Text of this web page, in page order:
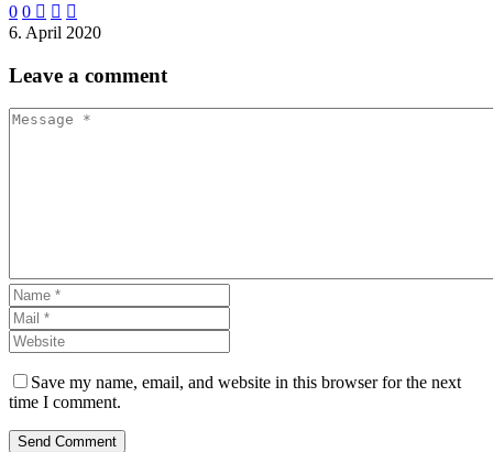
0 0   
6. April 2020
Leave a comment
Save my name, email, and website in this browser for the next
time I comment.
Send Comment